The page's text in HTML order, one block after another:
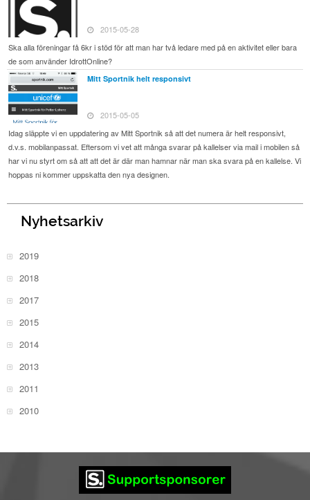
2015-05-28
Ska alla föreningar få 6kr i stöd för att man har två ledare med på en aktivitet eller bara
de som använder IdrottOnline?
Mitt Sportnik helt responsivt
2015-05-05
Idag släppte vi en uppdatering av Mitt Sportnik så att det numera är helt responsivt,
d.v.s. mobilanpassat. Eftersom vi vet att många svarar på kallelser via mail i mobilen så
har vi nu styrt om så att att det är där man hamnar när man ska svara på en kallelse. Vi
hoppas ni kommer uppskatta den nya designen.
Nyhetsarkiv
2019
2018
2017
2015
2014
2013
2011
2010